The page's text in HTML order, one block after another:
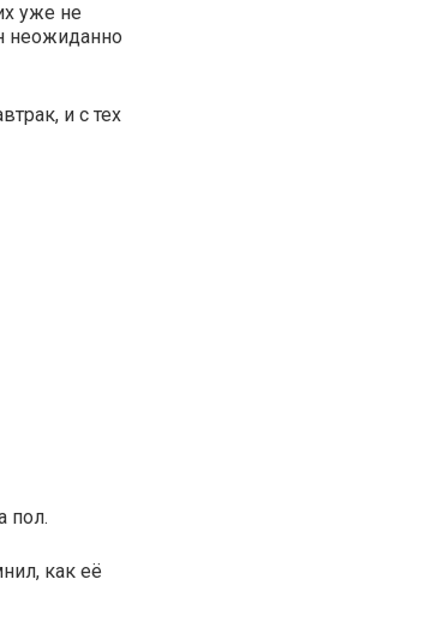
уже не
неожиданно
и с тех
пол.
как её